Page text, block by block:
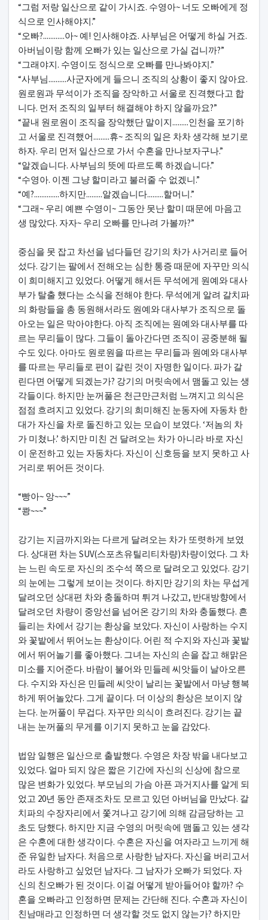
“그럼 저랑 일산으로 같이 가시죠. 수영아~ 너도 오빠에게 정
식으로 인사해야지.”
“오빠?............아~ 예! 인사해야죠. 사부님은 어떻게 하실 거죠.
아버님이랑 함께 오빠가 있는 일산으로 가실 겁니까?”
“그래야지. 수영이도 정식으로 오빠를 만나봐야지.”
“사부님..........사군자에게 들으니 조직의 상황이 좋지 않아요.
원로원과 무석이가 조직을 장악하고 서울로 진격했다고 합
니다. 먼저 조직의 일부터 해결해야 하지 않을까요?”
“끝내 원로원이 조직을 장악했단 말이지.........인천을 포기하
고 서울로 진격했어.........휴~ 조직의 일은 차차 생각해 보기로
하자. 우리 먼저 일산으로 가서 수혼을 만나보자구나.”
“알겠습니다. 사부님의 뜻에 따르도록 하겠습니다.”
“수영아. 이젠 그냥 할미라고 불러줄 수 없겠니.”
“예?..............하지만.........알겠습니다.........할머니.”
“그래~ 우리 예쁜 수영이~ 그동안 못난 할미 때문에 마음고
생 많았다. 자자~ 우리 오빠를 만나려 가볼까?”
중심을 못 잡고 차선을 넘다들던 강기의 차가 사거리로 들어
섰다. 강기는 팔에서 전해오는 심한 통증 때문에 자꾸만 의식
이 희미해지고 있었다. 어떻게 해서든 무석에게 원예와 대사
부가 탈출 했다는 소식을 전해야 한다. 무석에게 알려 갈치파
의 화랑들을 총 동원해서라도 원예와 대사부가 조직으로 돌
아오는 일은 막아야한다. 아직 조직에는 원예와 대사부를 따
르는 무리들이 많다. 그들이 돌아간다면 조직이 공중분해 될
수도 있다. 아마도 원로원을 따르는 무리들과 원예와 대사부
를 따르는 무리들로 편이 갈린 것이 자명한 일이다. 파가 갈
린다면 어떻게 되겠는가? 강기의 머릿속에서 맴돌고 있는 생
각들이다. 하지만 눈꺼풀은 천근만근처럼 느껴지고 의식은
점점 흐려지고 있었다. 강기의 희미해진 눈동자에 자동차 한
대가 자신을 차로 돌진하고 있는 모습이 보였다. ‘저놈의 차
가 미쳤나.’ 하지만 미친 건 달려오는 차가 아니라 바로 자신
이 운전하고 있는 자동차다. 자신이 신호등을 보지 못하고 사
거리로 뛰어든 것이다.
“빵아~ 앙~~~”
“쾅~~~”
강기는 지금까지와는 다르게 달려오는 차가 또렷하게 보였
다. 상대편 차는 SUV(스포츠유틸리티차량)차량이었다. 그 차
는 느린 속도로 자신의 조수석 쪽으로 달려오고 있었다. 강기
의 눈에는 그렇게 보이는 것이다. 하지만 강기의 차는 무섭게
달려오던 상대편 차와 충돌하며 튀겨 나갔고, 반대방향에서
달려오던 차량이 중앙선을 넘어온 강기의 차와 충돌했다. 흔
들리는 차에서 강기는 환상을 보았다. 자신이 사랑하는 수지
와 꽃밭에서 뛰어노는 환상이다. 어린 적 수지와 자신과 꽃밭
에서 뛰어놀기를 좋아했다. 그녀는 자신의 손을 잡고 해맑은
미소를 지어준다. 바람이 불어와 민들레 씨앗들이 날아오른
다. 수지와 자신은 민들레 씨앗이 날리는 꽃발에서 마냥 행복
하게 뛰어놀았다. 그게 끝이다. 더 이상의 환상은 보이지 않
는다. 눈꺼풀이 무겁다. 자꾸만 의식이 흐려진다. 강기는 끝
내는 눈꺼풀의 무게를 이기지 못하고 눈을 감았다.
법암 일행은 일산으로 출발했다. 수영은 차장 밖을 내다보고
있었다. 얼마 되지 않은 짧은 기간에 자신의 신상에 참으로
많은 변화가 있었다. 부모님의 가슴 아픈 과거지사를 알게 되
었고 20년 동안 존재조차도 모르고 있던 아버님을 만났다. 갈
치파의 수장자리에서 쫓겨나고 강기에 의해 감금당하는 고
초도 당했다. 하지만 지금 수영의 머릿속에 맴돌고 있는 생각
은 수혼에 대한 생각이다. 수혼은 자신을 여자라고 느끼게 해
준 유일한 남자다. 처음으로 사랑한 남자다. 자신을 버리고서
라도 사랑하고 싶었던 남자다. 그 남자가 오빠가 되었다. 자
신의 친오빠가 된 것이다. 이걸 어떻게 받아들어야 할까? 수
혼을 오빠라고 인정하면 문제는 간단해 진다. 수혼과 자신이
친남매라고 인정하면 더 생각할 것도 없지 않는가? 하지만